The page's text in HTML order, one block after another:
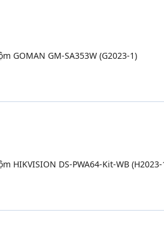
GOMAN GM-SA353W (G2023-1)
HIKVISION DS-PWA64-Kit-WB (H2023-